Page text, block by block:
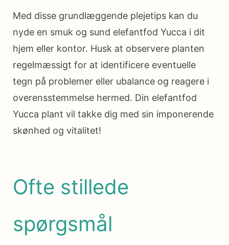
Med disse grundlæggende plejetips kan du
nyde en smuk og sund elefantfod Yucca i dit
hjem eller kontor. Husk at observere planten
regelmæssigt for at identificere eventuelle
tegn på problemer eller ubalance og reagere i
overensstemmelse hermed. Din elefantfod
Yucca plant vil takke dig med sin imponerende
skønhed og vitalitet!
Ofte stillede
spørgsmål